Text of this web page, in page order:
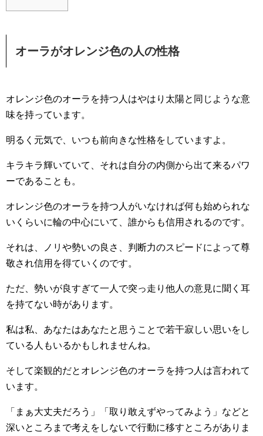
オーラがオレンジ色の人の性格
オレンジ色のオーラを持つ人はやはり太陽と同じような意
味を持っています。
明るく元気で、いつも前向きな性格をしていますよ。
キラキラ輝いていて、それは自分の内側から出て来るパワ
ーであることも。
オレンジ色のオーラを持つ人がいなければ何も始められな
いくらいに輪の中心にいて、誰からも信用されるのです。
それは、ノリや勢いの良さ、判断力のスピードによって尊
敬され信用を得ていくのです。
ただ、勢いが良すぎて一人で突っ走り他人の意見に聞く耳
を持てない時があります。
私は私、あなたはあなたと思うことで若干寂しい思いをし
ている人もいるかもしれませんね。
そして楽観的だとオレンジ色のオーラを持つ人は言われて
います。
「まぁ大丈夫だろう」「取り敢えずやってみよう」などと
深いところまで考えをしないで行動に移すところがありま